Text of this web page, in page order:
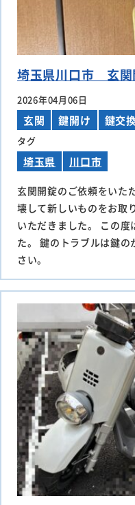
埼玉県川口市 玄関
2026年04月06日
玄関 鍵開け 鍵交
タグ
埼玉県 川口市
玄関開錠のご依頼をいた
壊して新しいものをお取
いただきました。 この
た。 鍵のトラブルは鍵
さい。